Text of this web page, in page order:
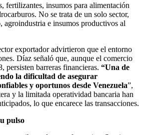
fertilizantes, insumos para alimentación
No se trata de un solo sector,
agroindustria e insumos productivos al
exportador advirtieron que el entorno
Díaz señaló que, aunque el comercio
persisten barreras financieras. “Una de
la dificultad de asegurar
y oportunos desde Venezuela”,
y la limitada operatividad bancaria han
lo que encarece las transacciones.
pulso